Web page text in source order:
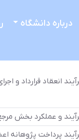
درباره دانشگاه
انعقاد قرارداد
و عملکرد بخش
پرداخت پژوهانه